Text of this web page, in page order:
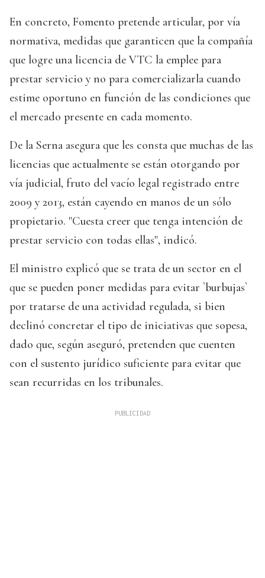
En concreto, Fomento pretende articular, por vía
normativa, medidas que garanticen que la compañía
que logre una licencia de VTC la emplee para
prestar servicio y no para comercializarla cuando
estime oportuno en función de las condiciones que
el mercado presente en cada momento.
De la Serna asegura que les consta que muchas de las
licencias que actualmente se están otorgando por
vía judicial, fruto del vacío legal registrado entre
2009 y 2013, están cayendo en manos de un sólo
propietario. "Cuesta creer que tenga intención de
prestar servicio con todas ellas", indicó.
El ministro explicó que se trata de un sector en el
que se pueden poner medidas para evitar `burbujas`
por tratarse de una actividad regulada, si bien
declinó concretar el tipo de iniciativas que sopesa,
dado que, según aseguró, pretenden que cuenten
con el sustento jurídico suficiente para evitar que
sean recurridas en los tribunales.